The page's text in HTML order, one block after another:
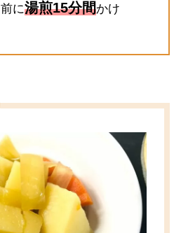
に湯煎15分間かけ